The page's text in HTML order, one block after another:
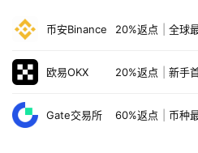
币安Binance 20%返点 全球
欧易OKX 20%返点 新手
Gate交易所 60%返点 币种